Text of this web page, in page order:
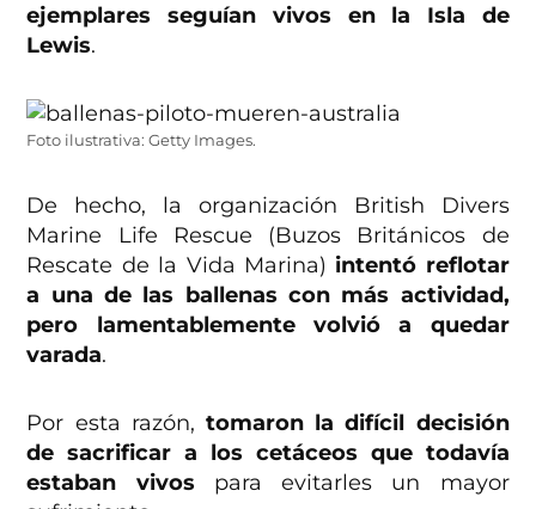
ejemplares seguían vivos en la Isla de
Lewis.
Foto ilustrativa: Getty Images.
De hecho, la organización British Divers
Marine Life Rescue (Buzos Británicos de
Rescate de la Vida Marina) intentó reflotar
a una de las ballenas con más actividad,
pero lamentablemente volvió a quedar
varada.
Por esta razón, tomaron la difícil decisión
de sacrificar a los cetáceos que todavía
estaban vivos para evitarles un mayor